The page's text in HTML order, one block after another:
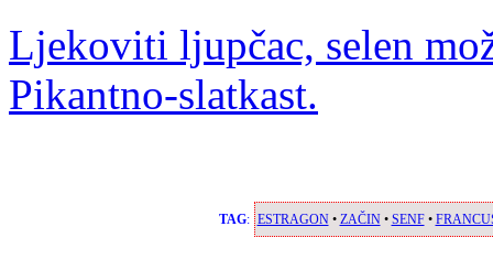
Ljekoviti ljupčac, selen
Pikantno-slatkast.
TAG: ESTRAGON• ZAČIN• SENF•